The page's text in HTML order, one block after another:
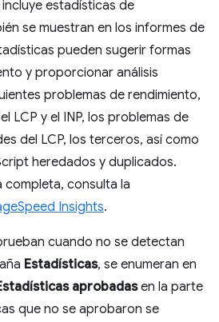
incluye estadísticas de
se muestran en los informes de
pueden sugerir formas
y proporcionar análisis
problemas de rendimiento,
LCP y el INP, los problemas de
del LCP, los terceros, así como
heredados y duplicados.
completa, consulta la
Insights.
cuando no se detectan
Estadísticas, se enumeran en
aprobadasen la parte
que no se aprobaron se